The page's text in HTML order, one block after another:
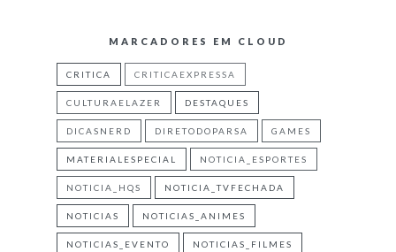
MARCADORES EM CLOUD
CRITICA CRITICAEXPRESSA
CULTURAELAZER DESTAQUES
DICASNERD DIRETODOPARSA GAMES
MATERIALESPECIAL NOTICIA_ESPORTES
NOTICIA_HQS NOTICIA_TVFECHADA
NOTICIAS NOTICIAS_ANIMES
NOTICIAS_EVENTO NOTICIAS_FILMES